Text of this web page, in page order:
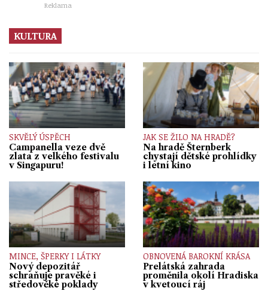
Reklama
KULTURA
SKVĚLÝ ÚSPĚCH
Campanella veze dvě
zlata z velkého festivalu
v Singapuru!
JAK SE ŽILO NA HRADĚ?
Na hradě Šternberk
chystají dětské prohlídky
i letní kino
MINCE, ŠPERKY I LÁTKY
Nový depozitář
schraňuje pravěké i
středověké poklady
OBNOVENÁ BAROKNÍ KRÁSA
Prelátská zahrada
proměnila okolí Hradiska
v kvetoucí ráj